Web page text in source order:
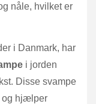
nåle, hvilket er
i Danmark, har
i jorden
Disse svampe
og hjælper